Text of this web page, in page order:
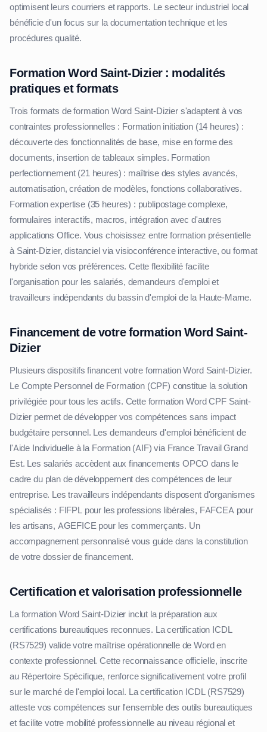
optimisent leurs courriers et rapports. Le secteur industriel local
bénéficie d'un focus sur la documentation technique et les
procédures qualité.
Formation Word Saint-Dizier : modalités
pratiques et formats
Trois formats de formation Word Saint-Dizier s'adaptent à vos
contraintes professionnelles : Formation initiation (14 heures) :
découverte des fonctionnalités de base, mise en forme des
documents, insertion de tableaux simples. Formation
perfectionnement (21 heures) : maîtrise des styles avancés,
automatisation, création de modèles, fonctions collaboratives.
Formation expertise (35 heures) : publipostage complexe,
formulaires interactifs, macros, intégration avec d'autres
applications Office. Vous choisissez entre formation présentielle
à Saint-Dizier, distanciel via visioconférence interactive, ou format
hybride selon vos préférences. Cette flexibilité facilite
l'organisation pour les salariés, demandeurs d'emploi et
travailleurs indépendants du bassin d'emploi de la Haute-Marne.
Financement de votre formation Word Saint-
Dizier
Plusieurs dispositifs financent votre formation Word Saint-Dizier.
Le Compte Personnel de Formation (CPF) constitue la solution
privilégiée pour tous les actifs. Cette formation Word CPF Saint-
Dizier permet de développer vos compétences sans impact
budgétaire personnel. Les demandeurs d'emploi bénéficient de
l'Aide Individuelle à la Formation (AIF) via France Travail Grand
Est. Les salariés accèdent aux financements OPCO dans le
cadre du plan de développement des compétences de leur
entreprise. Les travailleurs indépendants disposent d'organismes
spécialisés : FIFPL pour les professions libérales, FAFCEA pour
les artisans, AGEFICE pour les commerçants. Un
accompagnement personnalisé vous guide dans la constitution
de votre dossier de financement.
Certification et valorisation professionnelle
La formation Word Saint-Dizier inclut la préparation aux
certifications bureautiques reconnues. La certification ICDL
(RS7529) valide votre maîtrise opérationnelle de Word en
contexte professionnel. Cette reconnaissance officielle, inscrite
au Répertoire Spécifique, renforce significativement votre profil
sur le marché de l'emploi local. La certification ICDL (RS7529)
atteste vos compétences sur l'ensemble des outils bureautiques
et facilite votre mobilité professionnelle au niveau régional et